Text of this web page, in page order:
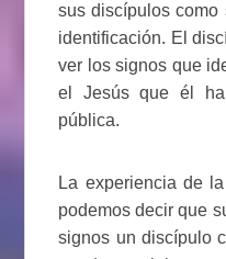
sus discípulos como
identificación. El
ver los signos que
el Jesús que él
pública.
La experiencia de
podemos decir que
signos un discípulo